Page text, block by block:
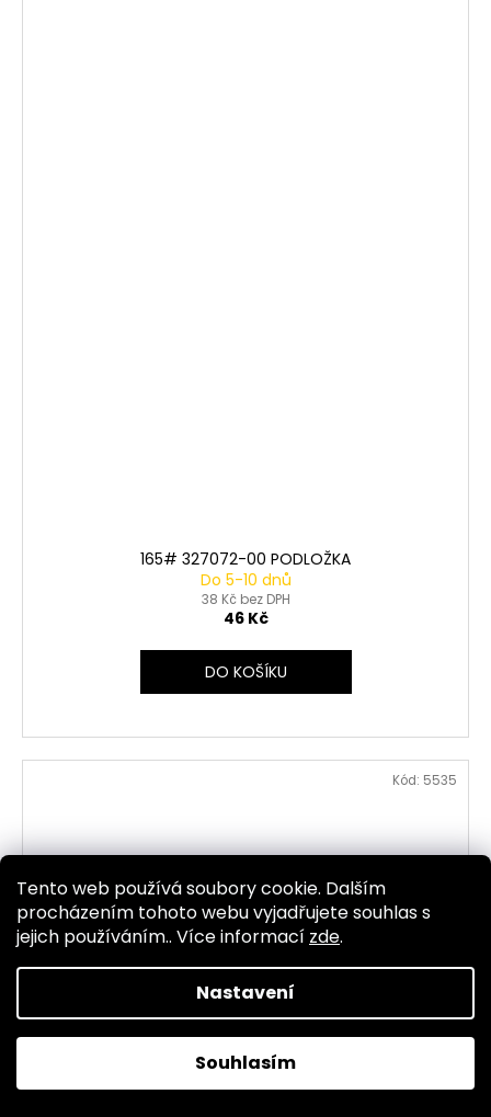
Tento web používá soubory cookie. Dalším
procházením tohoto webu vyjadřujete souhlas s
jejich používáním.. Více informací zde.
Nastavení
Souhlasím
165# 327072-00 PODLOŽKA
Do 5-10 dnů
38 Kč bez DPH
46 Kč
DO KOŠÍKU
Kód: 5535